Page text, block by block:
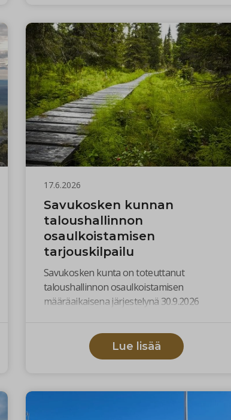
17.6.2026
Savukosken kunnan
taloushallinnon
osaulkoistamisen
tarjouskilpailu
Savukosken kunta on toteuttanut
taloushallinnon osaulkoistamisen
määräaikaisena järjestelynä 30.9.2026
taloushallinto ja kirjanpito on saatu
ajantasaiseksi ja toimintavarmaksi.
Saavutettujen hyötyjen perusteella kunta
Lue lisää